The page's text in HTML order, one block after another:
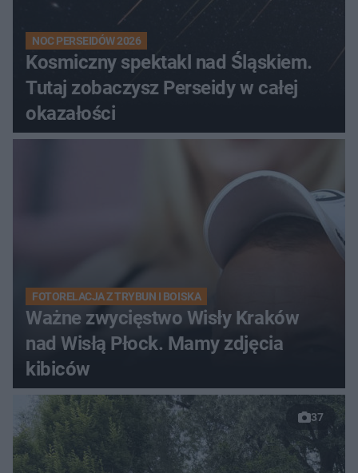
NOC PERSEIDÓW 2026
Kosmiczny spektakl nad Śląskiem.
Tutaj zobaczysz Perseidy w całej
okazałości
FOTORELACJA Z TRYBUN I BOISKA
Ważne zwycięstwo Wisły Kraków
nad Wisłą Płock. Mamy zdjęcia
kibiców
37